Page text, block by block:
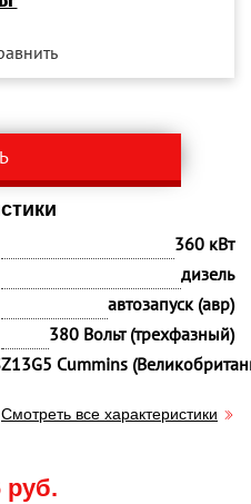
360 кВт
дизель
автозапуск (авр)
380 Вольт (трехфазный)
Cummins
Смотреть все характеристики
руб.